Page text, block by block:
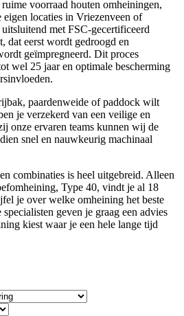
voorraad houten omheiningen,
locaties in Vriezenveen of
met FSC-gecertificeerd
dat eerst wordt gedroogd en
geïmpregneerd. Dit proces
wel 25 jaar en optimale bescherming
paardenweide of paddock wilt
je verzekerd van een veilige en
onze ervaren teams kunnen wij de
snel en nauwkeurig machinaal
combinaties is heel uitgebreid. Alleen
Type 40, vindt je al 18
je over welke omheining het beste
geven je graag een advies
kiest waar je een hele lange tijd